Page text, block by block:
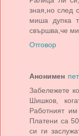
зная,но след
миша дупка
свършва,че
Отговор
Анонимен
Забележете
Шишков,
Работният
Платени са
си ги